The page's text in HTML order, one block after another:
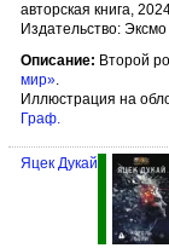
авторская книга,
Издательство: Эксмо
Описание: Второй
мир».
Иллюстрация на
Граф.
Яцек Дукай